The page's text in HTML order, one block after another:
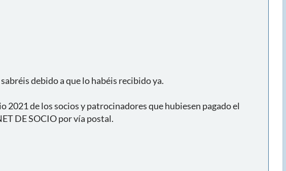
debido a que lo habéis recibido ya.
de los socios y patrocinadores que hubiesen pagado el
DE SOCIO por vía postal.